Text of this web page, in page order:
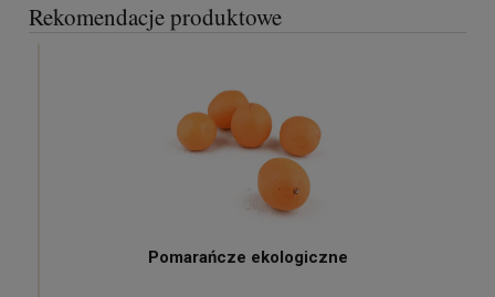
Rekomendacje produktowe
Pomarańcze ekologiczne